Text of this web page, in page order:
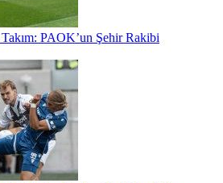
PAOK’un Şehir Rakibi